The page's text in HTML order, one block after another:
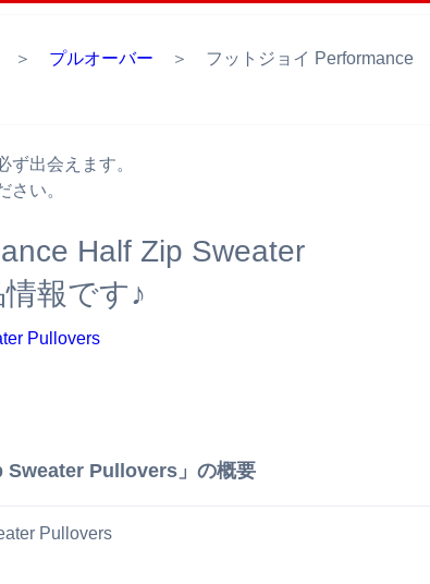
＞ プルオーバー ＞ フットジョイ Performance
ず出会えます。
さい。
Half Zip Sweater
報です♪
Sweater Pullovers」の概要
Pullovers